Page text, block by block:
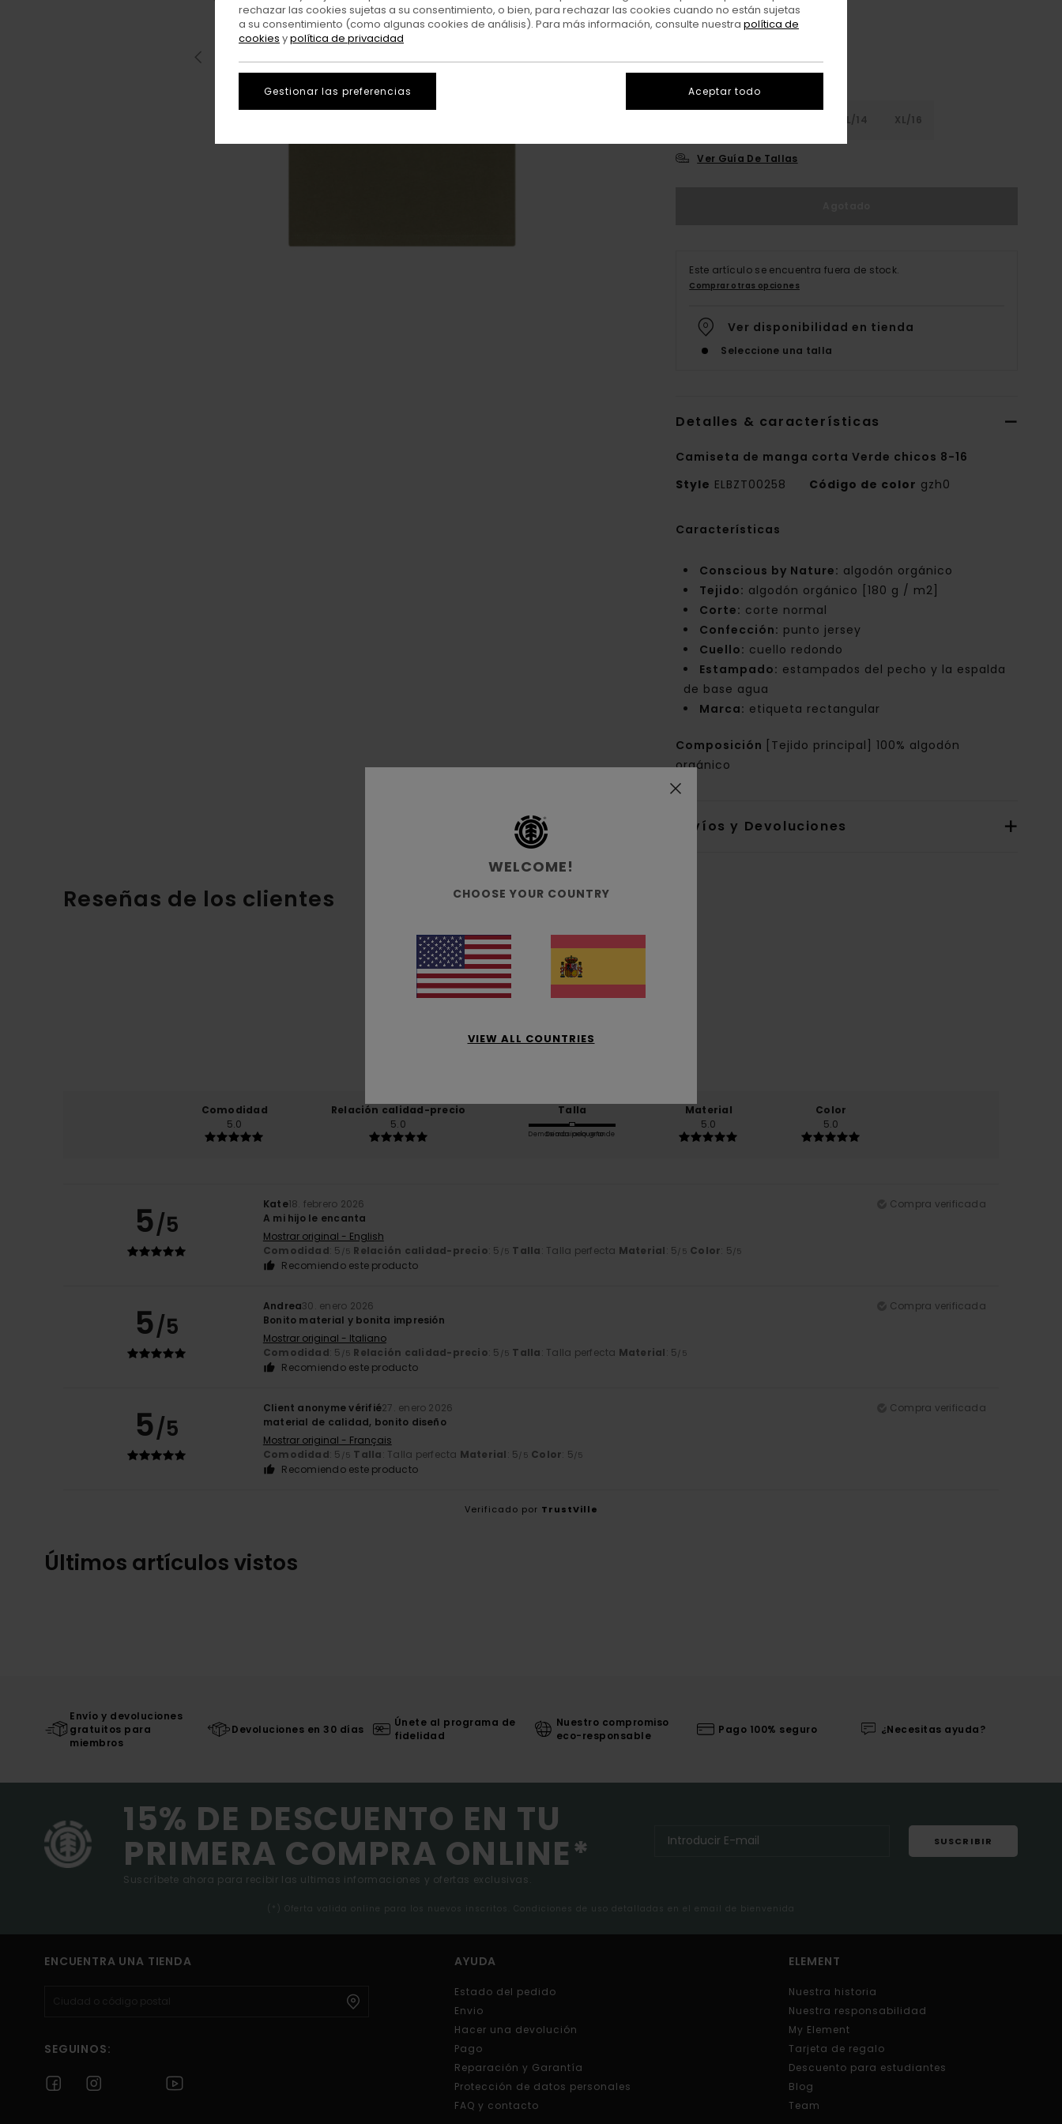
L/14 XL/16
Ver Guía De Tallas
Este artículo se encuentra fuera de stock.
Comprar otras opciones
Ver disponibilidad en tienda
Seleccione una talla
Detalles & características
Camiseta de manga corta Verde chicos 8-16
Style ELBZT00258 Código de color gzh0
Características
Conscious by Nature: algodón orgánico
Tejido: algodón orgánico [180 g / m2]
Corte: corte normal
Confección: punto jersey
Cuello: cuello redondo
Estampado: estampados del pecho y la espalda
de base agua
Marca: etiqueta rectangular
Composición
[Tejido principal] 100% algodón
orgánico
Envíos y Devoluciones
Reseñas de los clientes
Puntuación media
5.0
Comodidad
5.0
Relación calidad-precio
5.0
Talla
Demasiado pequeño
Demasiado grande
Material
5.0
Color
5.0
5/5
Kate18. febrero 2026
Compra verificada
A mi hijo le encanta
Mostrar original - English
Comodidad: 5 /5 Relación calidad-precio: 5 /5 Talla: Talla perfecta Material: 5/5 Color: 5/5
Recomiendo este producto
5/5
Andrea30. enero 2026
Compra verificada
Bonito material y bonita impresión
Mostrar original - Italiano
Comodidad: 5 /5 Relación calidad-precio: 5 /5 Talla: Talla perfecta Material: 5/5
Recomiendo este producto
5/5
Client anonyme vérifié27. enero 2026
Compra verificada
material de calidad, bonito diseño
Mostrar original - Français
Comodidad: 5 /5 Talla: Talla perfecta Material: 5/5 Color: 5/5
Recomiendo este producto
Verificado por TrustVille
Últimos artículos vistos
Envío y devoluciones
gratuitos para
miembros
Devoluciones en 30 días
Únete al programa de
fidelidad
Nuestro compromiso
eco-responsable
Pago 100% seguro ¿Necesitas ayuda?
15% DE DESCUENTO EN TU
PRIMERA COMPRA ONLINE*
Suscríbete ahora para recibir las ultimas informaciones y ofertas exclusivas.
SUSCRIBIR
(*) Oferta valida online para los nuevos inscritos. Condiciones de uso detalladas en el email de bienvenida
ENCUENTRA UNA TIENDA
SEGUINOS:
AYUDA
Estado del pedido
Envio
Hacer una devolución
Pago
Reparación y Garantía
Protección de datos personales
FAQ y contacto
ELEMENT
Nuestra historia
Nuestra responsabilidad
My Element
Tarjeta de regalo
Descuento para estudiantes
Blog
Team
WELCOME!
CHOOSE YOUR COUNTRY
VIEW ALL COUNTRIES
rechazar las cookies sujetas a su consentimiento, o bien, para rechazar las cookies cuando no están sujetas
a su consentimiento (como algunas cookies de análisis). Para más información, consulte nuestra política de
cookies ypolítica de privacidad
Gestionar las preferencias Aceptar todo